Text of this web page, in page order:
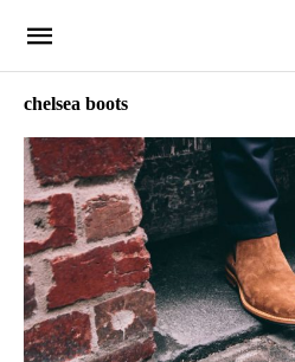
chelsea boots